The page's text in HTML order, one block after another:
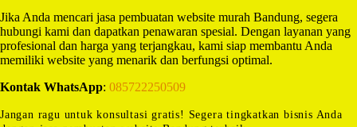
Jika Anda mencari jasa pembuatan website murah Bandung, segera
hubungi kami dan dapatkan penawaran spesial. Dengan layanan yang
profesional dan harga yang terjangkau, kami siap membantu Anda
memiliki website yang menarik dan berfungsi optimal.
Kontak WhatsApp: 085722250509
Jangan ragu untuk konsultasi gratis! Segera tingkatkan bisnis Anda